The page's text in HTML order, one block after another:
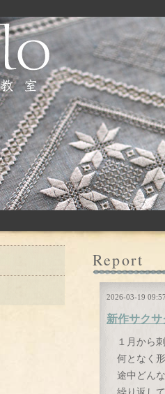
Report
2026-03-19
新作サクサ
１月から
何となく
途中どん